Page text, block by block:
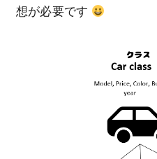
想が必要です